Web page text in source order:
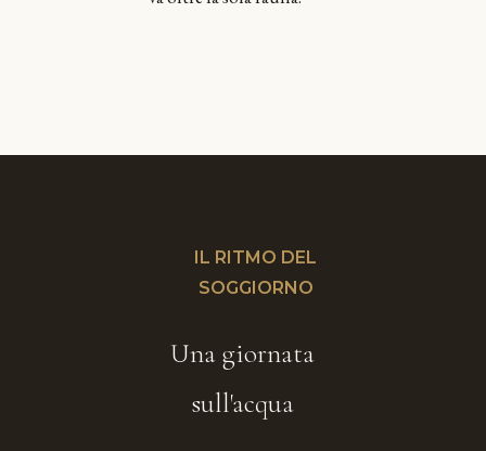
IL RITMO DEL
SOGGIORNO
Una giornata
sull'acqua